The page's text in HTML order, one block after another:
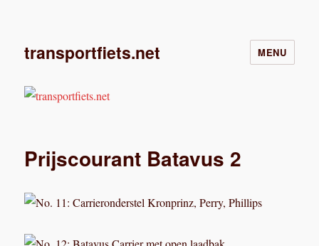
transportfiets.net MENU
Prijscourant Batavus 2